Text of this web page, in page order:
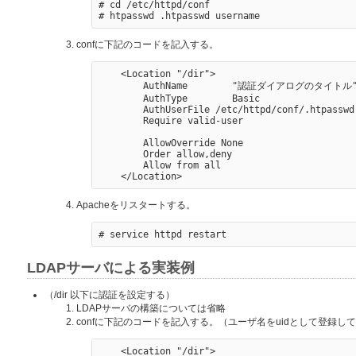
# cd /etc/httpd/conf
confに下記のコードを記入する。
    <Location "/dir">
AuthName        "認証ダイアログのタイトル
        AuthType        Basic
        AuthUserFile /etc/httpd/conf/.htpasswd
        Require valid-user
        AllowOverride None
        Order allow,deny
        Allow from all
Apacheをリスタートする。
LDAPサーバによる実装例
（/dir 以下に認証を設定する）
LDAPサーバの構築については省略
confに下記のコードを記入する。（ユーザ名をuidとして登録して
    <Location "/dir">